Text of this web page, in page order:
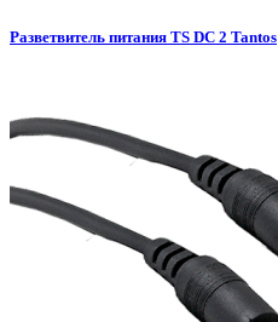
Разветвитель питания TS DC 2 Tantos